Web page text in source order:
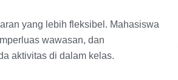
yang lebih fleksibel. Mahasiswa
wawasan, dan
aktivitas di dalam kelas.